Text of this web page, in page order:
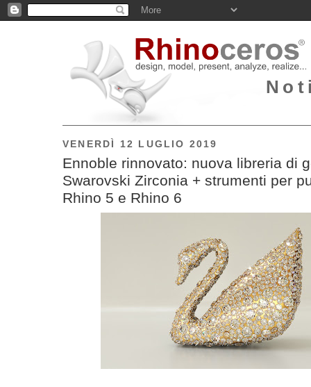
VENERDÌ 12 LUGLIO 2019
Ennoble rinnovato: nuova libreria di
Swarovski Zirconia + strumenti per
Rhino 5 e Rhino 6